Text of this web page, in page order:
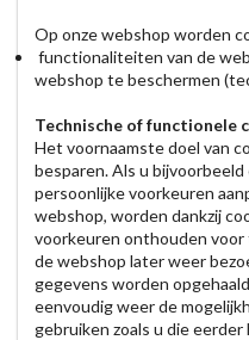
Op onze webshop worden
functionaliteiten van de
webshop te beschermen
Technische of functionele
Het voornaamste doel van
besparen. Als u
persoonlijke voorkeuren
webshop, worden dankzij
voorkeuren onthouden
de webshop later weer
gegevens worden
eenvoudig weer de
gebruiken zoals u die